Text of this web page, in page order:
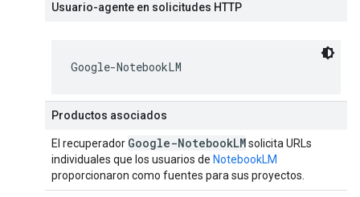
Usuario-agente en solicitudes HTTP
Google-NotebookLM
Productos asociados
El recuperador Google-NotebookLMsolicita URLs
individuales que los usuarios de NotebookLM
proporcionaron como fuentes para sus proyectos.